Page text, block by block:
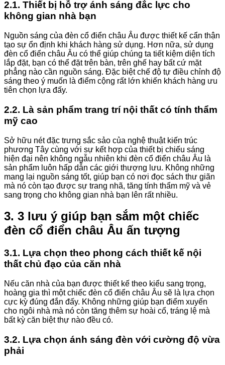
2.1. Thiết bị hỗ trợ ánh sáng đắc lực cho
không gian nhà bạn
Nguồn sáng của đèn cổ điển châu Âu được thiết kế cẩn thận
tạo sự ổn định khi khách hàng sử dụng. Hơn nữa, sử dụng
đèn cổ điển châu Âu có thể giúp chúng ta tiết kiệm diện tích
lắp đặt, bạn có thể đặt trên bàn, trên ghế hay bất cứ mặt
phẳng nào cần nguồn sáng. Đặc biệt chế độ tự điều chỉnh độ
sáng theo ý muốn là điểm cộng rất lớn khiến khách hàng ưu
tiên chọn lựa đấy.
2.2. Là sản phẩm trang trí nội thất có tính thẩm
mỹ cao
Sở hữu nét đặc trưng sắc sảo của nghệ thuật kiến trúc
phương Tây cùng với sự kết hợp của thiết bị chiếu sáng
hiện đại nên không ngẫu nhiên khi đèn cổ điển châu Âu là
sản phẩm luôn hấp dẫn các giới thượng lưu. Không những
mang lại nguồn sáng tốt, giúp bạn có nơi đọc sách thư giãn
mà nó còn tạo được sự trang nhã, tăng tính thẩm mỹ và vẻ
sang trọng cho không gian nhà bạn lên rất nhiều.
3. 3 lưu ý giúp bạn sắm một chiếc
đèn cổ điển châu Âu ấn tượng
3.1. Lựa chọn theo phong cách thiết kế nội
thất chủ đạo của căn nhà
Nếu căn nhà của bạn được thiết kế theo kiểu sang trọng,
hoàng gia thì một chiếc đèn cổ điển châu Âu sẽ là lựa chọn
cực kỳ đúng đắn đấy. Không những giúp bạn điểm xuyến
cho ngôi nhà mà nó còn tăng thêm sự hoài cổ, tráng lệ mà
bất kỳ căn biệt thự nào đều có.
3.2. Lựa chọn ánh sáng đèn với cường độ vừa
phải